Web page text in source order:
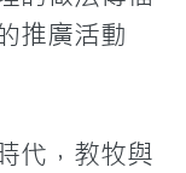
推廣活動
代，教牧與